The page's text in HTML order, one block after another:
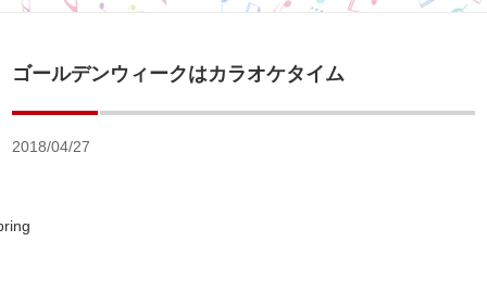
ゴールデンウィークはカラオケタイム
2018/04/27